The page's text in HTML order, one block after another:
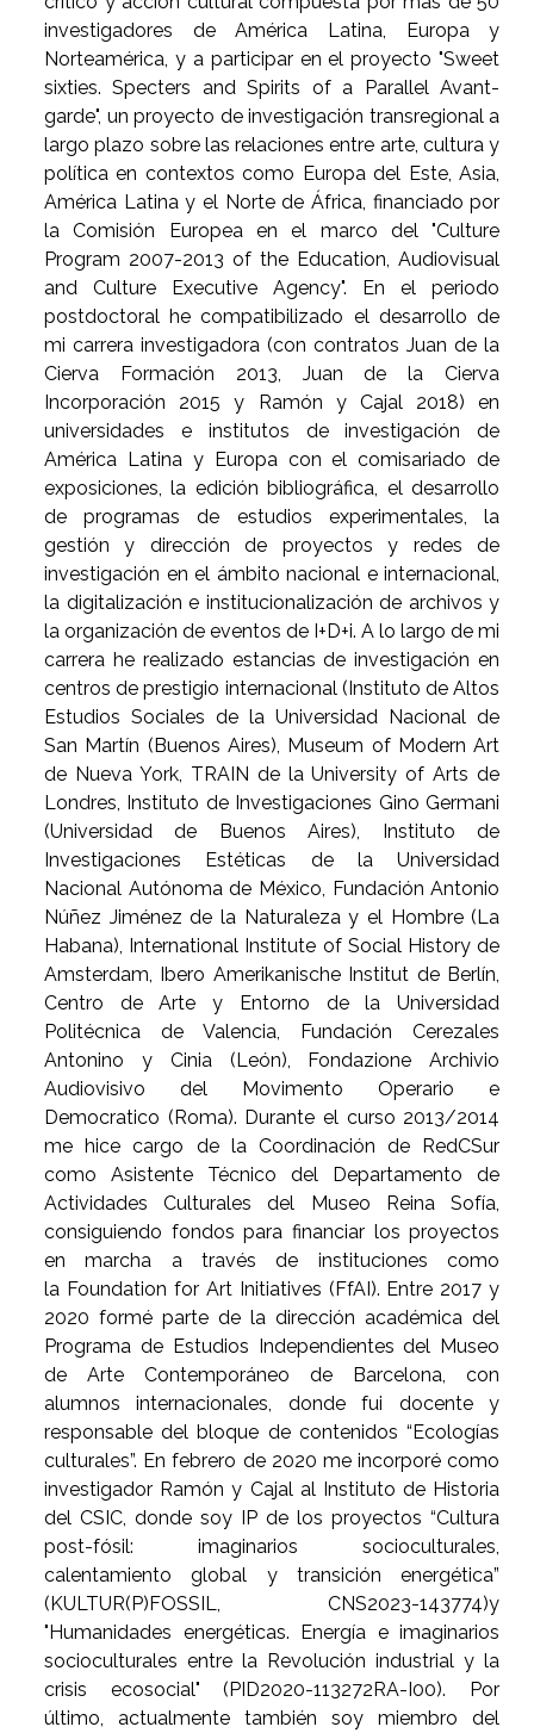
investigadores de América Latina, Europa y
Norteamérica, y a participar en el proyecto "Sweet
sixties. Specters and Spirits of a Parallel Avant-
garde", un proyecto de investigación transregional a
largo plazo sobre las relaciones entre arte, cultura y
política en contextos como Europa del Este, Asia,
América Latina y el Norte de África, financiado por
la Comisión Europea en el marco del "Culture
Program 2007-2013 of the Education, Audiovisual
and Culture Executive Agency". En el periodo
postdoctoral he compatibilizado el desarrollo de
mi carrera investigadora (con contratos Juan de la
Cierva Formación 2013, Juan de la Cierva
Incorporación 2015 y Ramón y Cajal 2018) en
universidades e institutos de investigación de
América Latina y Europa con el comisariado de
exposiciones, la edición bibliográfica, el desarrollo
de programas de estudios experimentales, la
gestión y dirección de proyectos y redes de
investigación en el ámbito nacional e internacional,
la digitalización e institucionalización de archivos y
la organización de eventos de I+D+i. A lo largo de mi
carrera he realizado estancias de investigación en
centros de prestigio internacional (Instituto de Altos
Estudios Sociales de la Universidad Nacional de
San Martín (Buenos Aires), Museum of Modern Art
de Nueva York, TRAIN de la University of Arts de
Londres, Instituto de Investigaciones Gino Germani
(Universidad de Buenos Aires), Instituto de
Investigaciones Estéticas de la Universidad
Nacional Autónoma de México, Fundación Antonio
Núñez Jiménez de la Naturaleza y el Hombre (La
Habana), International Institute of Social History de
Amsterdam, Ibero Amerikanische Institut de Berlín,
Centro de Arte y Entorno de la Universidad
Politécnica de Valencia, Fundación Cerezales
Antonino y Cinia (León), Fondazione Archivio
Audiovisivo del Movimento Operario e
Democratico (Roma). Durante el curso 2013/2014
me hice cargo de la Coordinación de RedCSur
como Asistente Técnico del Departamento de
Actividades Culturales del Museo Reina Sofía,
consiguiendo fondos para financiar los proyectos
en marcha a través de instituciones como
la Foundation for Art Initiatives (FfAI). Entre 2017 y
2020 formé parte de la dirección académica del
Programa de Estudios Independientes del Museo
de Arte Contemporáneo de Barcelona, con
alumnos internacionales, donde fui docente y
responsable del bloque de contenidos “Ecologías
culturales”. En febrero de 2020 me incorporé como
investigador Ramón y Cajal al Instituto de Historia
del CSIC, donde soy IP de los proyectos “Cultura
post-fósil: imaginarios socioculturales,
calentamiento global y transición energética”
(KULTUR(P)FOSSIL, CNS2023-143774)y
"Humanidades energéticas. Energía e imaginarios
socioculturales entre la Revolución industrial y la
crisis ecosocial" (PID2020-113272RA-I00). Por
último, actualmente también soy miembro del